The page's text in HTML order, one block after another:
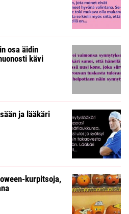
osa äidin
kävi
ja lääkäri
kurpitsoja,